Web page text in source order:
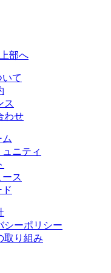
部へ
て
ス
わせ
ニティ
ス
シーポリシー
取り組み